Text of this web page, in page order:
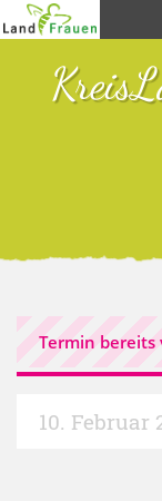
Termin bereits
10. Februar